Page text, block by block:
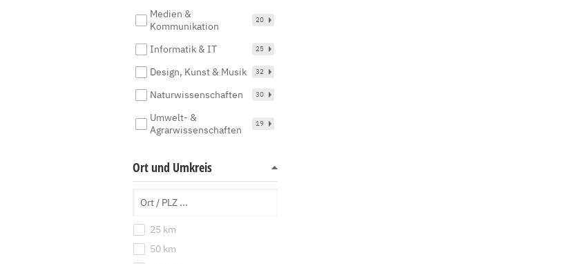
Medien &
Kommunikation
20
Informatik & IT 25
Design, Kunst & Musik 32
Naturwissenschaften 30
Umwelt- &
Agrarwissenschaften
19
Ort und Umkreis
25 km
50 km